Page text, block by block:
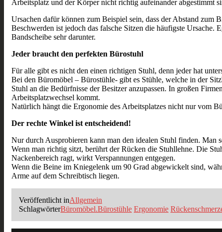
Arbeitsplatz und der Körper nicht richtig aufeinander abgestimmt
Ursachen dafür können zum Beispiel sein, dass der Abstand
Beschwerden ist jedoch das falsche Sitzen die häufigste Ursache.
Bandscheibe sehr darunter.
Jeder braucht den perfekten Bürostuhl
Für alle gibt es nicht den einen richtigen Stuhl, denn jeder hat
Bei den Büromöbel – Bürostühle- gibt es Stühle, welche in der
Stuhl an die Bedürfnisse der Besitzer anzupassen. In großen
Arbeitsplatzwechsel kommt.
Natürlich hängt die Ergonomie des Arbeitsplatzes nicht nur vom
Der rechte Winkel ist entscheidend!
Nur durch Ausprobieren kann man den idealen Stuhl finden. Man
Wenn man richtig sitzt, berührt der Rücken die Stuhllehne. Die
Nackenbereich ragt, wirkt Verspannungen entgegen.
Wenn die Beine im Kniegelenk um 90 Grad abgewickelt sind,
Arme auf dem Schreibtisch liegen.
Veröffentlicht inAllgemein
SchlagwörterBüromöbel.Bürostühle Ergonomie